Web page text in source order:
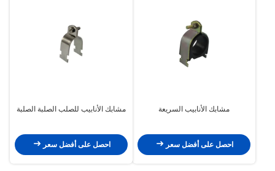
مشابك الأنابيب السريعة
احصل على أفضل سعر
مشابك الأنابيب للصلب الصلبة الصلبة
احصل على أفضل سعر